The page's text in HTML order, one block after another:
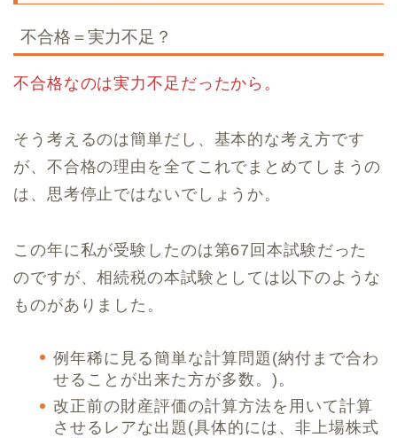
不合格＝実力不足？
不合格なのは実力不足だったから。
そう考えるのは簡単だし、基本的な考え方です
が、不合格の理由を全てこれでまとめてしまうの
は、思考停止ではないでしょうか。
この年に私が受験したのは第67回本試験だった
のですが、相続税の本試験としては以下のような
ものがありました。
例年稀に見る簡単な計算問題(納付まで合わ
せることが出来た方が多数。)。
改正前の財産評価の計算方法を用いて計算
させるレアな出題(具体的には、非上場株式